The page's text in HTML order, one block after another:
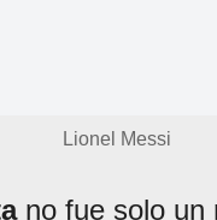
Lionel Messi
no fue solo un